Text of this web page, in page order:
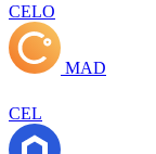
CELO
MAD
CEL